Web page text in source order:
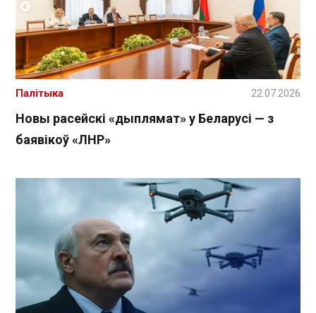
Новы расейскі «дыплямат» у Беларусі — з
баявікоў «ЛНР»
Палітыка 22.07.2026